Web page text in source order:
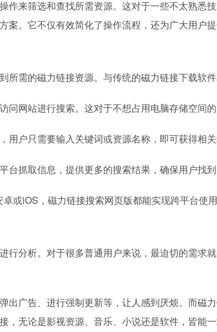
作来筛选和查找所需资源。这对于一些不太熟悉
。它不仅有效简化了操作流程，还为广大用户
需的磁力链接资源。与传统的磁力链接下载软
网站进行搜索。这对于不想占用电脑存储空间的
户只需要输入关键词或资源名称，即可获得相关
抓取信息，提供更多的搜索结果，确保用户找到
或iOS，磁力链接搜索网页版都能实现跨平台使
分析。对于很多普通用户来说，最迫切的需求
广告、进行强制更新等，让人感到厌烦。而磁
无论是影视资源、音乐、小说还是软件，皆能